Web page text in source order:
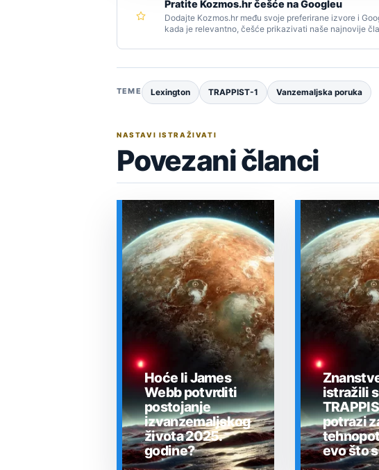
Pratite Kozmos.hr češće na Googleu
Dodajte Kozmos.hr među svoje preferirane izvore i
kada je relevantno, češće prikazivati naše najnovije
TEME Lexington TRAPPIST-1 Vanzemaljska poruka
NASTAVI ISTRAŽIVATI
Povezani članci
Hoće li James
Webb potvrditi
postojanje
izvanzemaljskog
života 2025.
godine?
istražili
potrazi
evo što